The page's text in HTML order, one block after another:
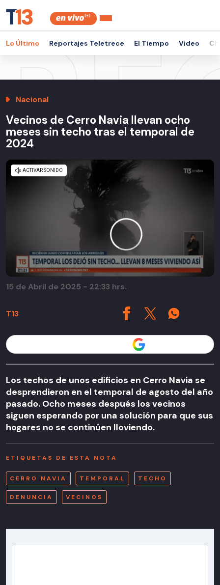
Lo Último Reportajes Teletrece El Tiempo Video
Nacional
Vecinos de Cerro Navia llevan ocho
meses sin techo tras el temporal de
2024
T13
15 de Abril de 2025 - 22:33 hrs.
Los techos de unos edificios en Cerro Navia se
desprendieron en el temporal de agosto del año
pasado. Ocho meses después los vecinos
siguen esperando por una solución para que sus
hogares no se continúen lloviendo.
ETIQUETAS DE ESTA NOTA
CERRO NAVIA TEMPORAL TECHO
DENUNCIA VECINOS